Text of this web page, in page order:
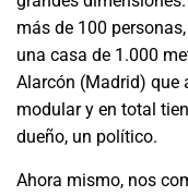
más de 100
una casa de 1.000
Alarcón (Madrid) que
modular y en total
dueño, un político.
Ahora mismo, nos